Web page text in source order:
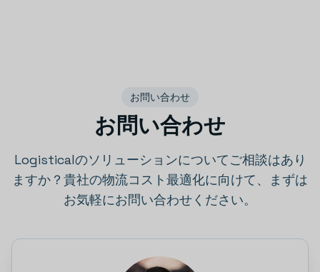
お問い合わせ
お問い合わせ
Logisticalのソリューションについてご相談はあり
ますか？貴社の物流コスト最適化に向けて、まずは
お気軽にお問い合わせください。